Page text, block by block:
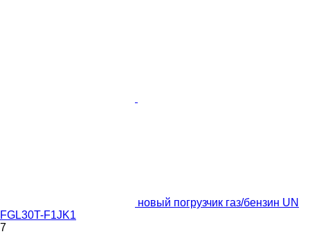
новый погрузчик газ/бензин UN
FGL30T-F1JK1
7